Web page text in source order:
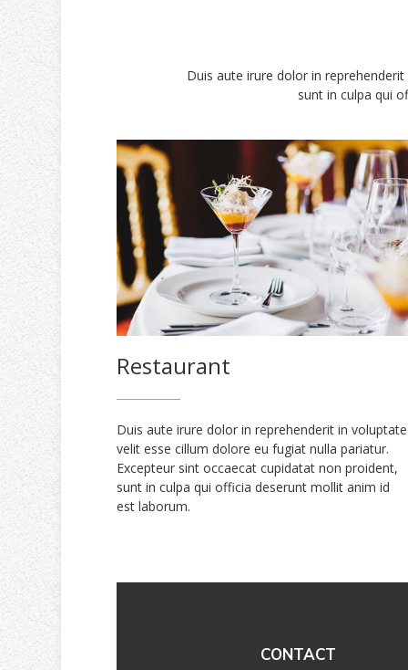
Duis aute irure dolor in
sunt in culpa qui
Restaurant
Duis aute irure dolor in reprehenderit in voluptate
velit esse cillum dolore eu fugiat nulla pariatur.
Excepteur sint occaecat cupidatat non proident,
sunt in culpa qui officia deserunt mollit anim id
est laborum.
CONTACT